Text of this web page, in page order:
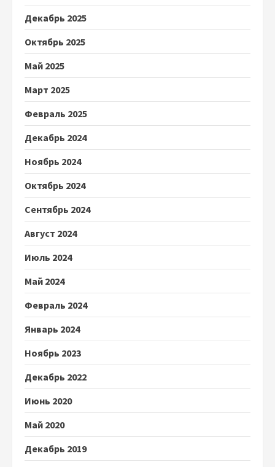
Декабрь 2025
Октябрь 2025
Май 2025
Март 2025
Февраль 2025
Декабрь 2024
Ноябрь 2024
Октябрь 2024
Сентябрь 2024
Август 2024
Июль 2024
Май 2024
Февраль 2024
Январь 2024
Ноябрь 2023
Декабрь 2022
Июнь 2020
Май 2020
Декабрь 2019